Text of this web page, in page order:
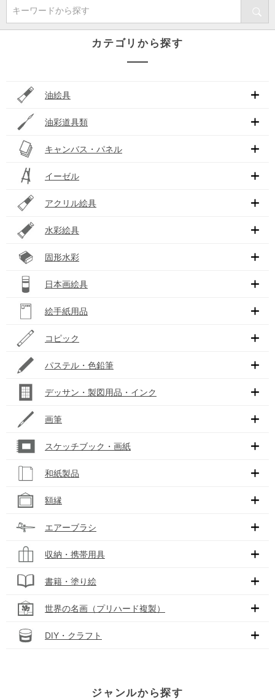
キーワードから探す
カテゴリから探す
油絵具
油彩道具類
キャンバス・パネル
イーゼル
アクリル絵具
水彩絵具
固形水彩
日本画絵具
絵手紙用品
コピック
パステル・色鉛筆
デッサン・製図用品・インク
画筆
スケッチブック・画紙
和紙製品
額縁
エアーブラシ
収納・携帯用具
書籍・塗り絵
世界の名画（プリハード複製）
DIY・クラフト
ジャンルから探す